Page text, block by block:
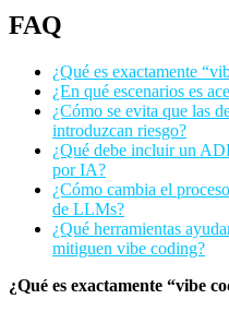
FAQ
¿Qué es exactamente
¿En qué escenarios es
¿Cómo se evita que las
introduzcan riesgo?
¿Qué debe incluir un
por IA?
¿Cómo cambia el
de LLMs?
¿Qué herramientas
mitiguen vibe coding?
¿Qué es exactamente “vibe